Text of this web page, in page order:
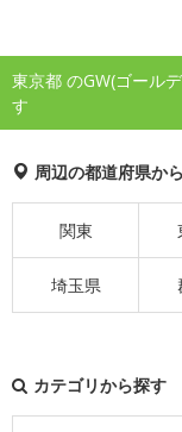
東京都 のGW(ゴール
す
周辺の都道府県か
関東
埼玉県
カテゴリから探す